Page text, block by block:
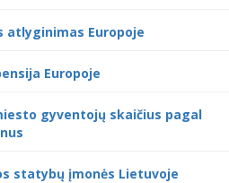
atlyginimas Europoje
Europoje
gyventojų skaičius pagal
statybų įmonės Lietuvoje